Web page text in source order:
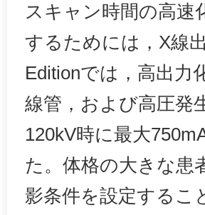
スキャン時間の高速
するためには，X線
Editionでは，高出力
線管，および高圧発
120kV時に最大
た。体格の大きな患
影条件を設定するこ